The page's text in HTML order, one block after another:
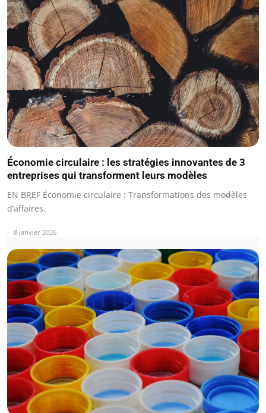
Économie circulaire : les stratégies innovantes de 3
entreprises qui transforment leurs modèles
EN BREF Économie circulaire : Transformations des modèles
d’affaires.
8 janvier 2026